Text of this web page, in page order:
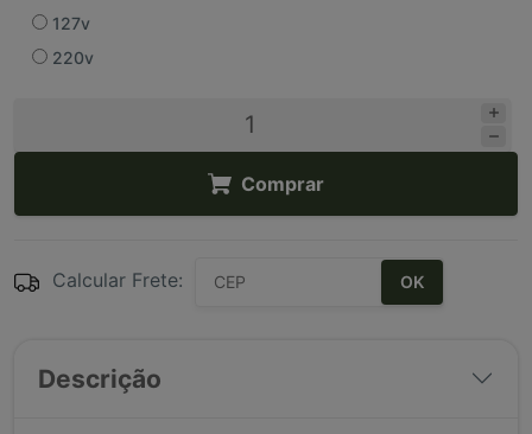
127v
220v
Comprar
Calcular Frete: OK
Descrição